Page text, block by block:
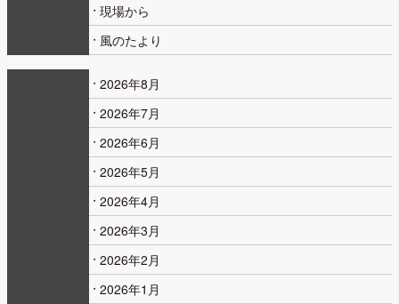
現場から
風のたより
2026年8月
2026年7月
2026年6月
2026年5月
2026年4月
2026年3月
2026年2月
2026年1月